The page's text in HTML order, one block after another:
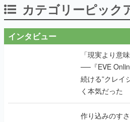
カテゴリーピック
インタビュー
「現実より意
──『EVE
続ける”クレイ
く本気だった
作り込みのす